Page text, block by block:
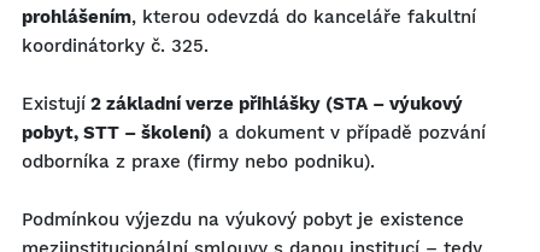
prohlášením, kterou odevzdá do kanceláře fakultní
koordinátorky č. 325.
Existují 2 základní verze přihlášky (STA – výukový
pobyt, STT – školení) a dokument v případě pozvání
odborníka z praxe (firmy nebo podniku).
Podmínkou výjezdu na výukový pobyt je existence